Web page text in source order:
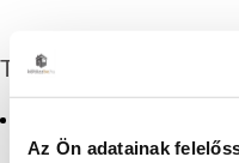
Az Ön adatainak
További albérletek
Krisztinaváros